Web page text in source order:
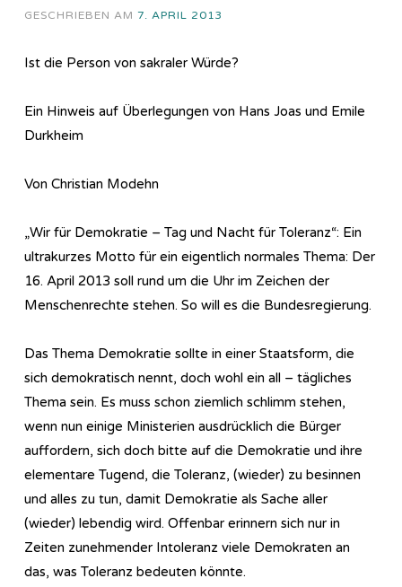
GESCHRIEBEN AM 7. APRIL 2013
Ist die Person von sakraler Würde?
Ein Hinweis auf Überlegungen von Hans Joas und Emile
Durkheim
Von Christian Modehn
„Wir für Demokratie – Tag und Nacht für Toleranz“: Ein
ultrakurzes Motto für ein eigentlich normales Thema: Der
16. April 2013 soll rund um die Uhr im Zeichen der
Menschenrechte stehen. So will es die Bundesregierung.
Das Thema Demokratie sollte in einer Staatsform, die
sich demokratisch nennt, doch wohl ein all – tägliches
Thema sein. Es muss schon ziemlich schlimm stehen,
wenn nun einige Ministerien ausdrücklich die Bürger
auffordern, sich doch bitte auf die Demokratie und ihre
elementare Tugend, die Toleranz, (wieder) zu besinnen
und alles zu tun, damit Demokratie als Sache aller
(wieder) lebendig wird. Offenbar erinnern sich nur in
Zeiten zunehmender Intoleranz viele Demokraten an
das, was Toleranz bedeuten könnte.